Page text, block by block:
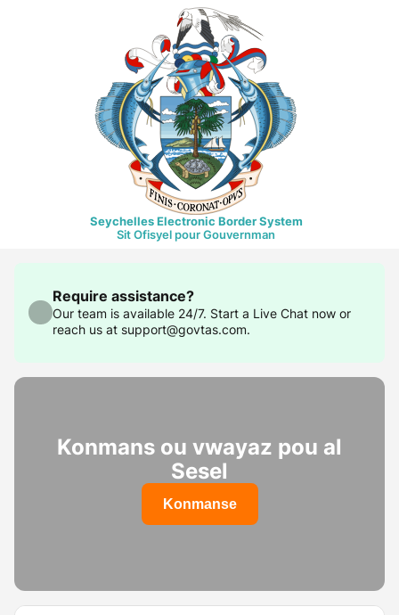
Seychelles Electronic Border System
Sit Ofisyel pour Gouvernman
Require assistance?
Our team is available 24/7. Start a Live Chat now or
reach us at support@govtas.com.
Konmans ou vwayaz pou al
Sesel
Konmanse